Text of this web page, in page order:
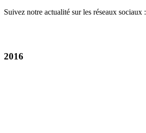
Suivez notre actualité sur les réseaux sociaux :
2016